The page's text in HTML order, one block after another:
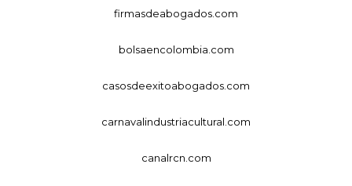
firmasdeabogados.com
bolsaencolombia.com
casosdeexitoabogados.com
carnavalindustriacultural.com
canalrcn.com